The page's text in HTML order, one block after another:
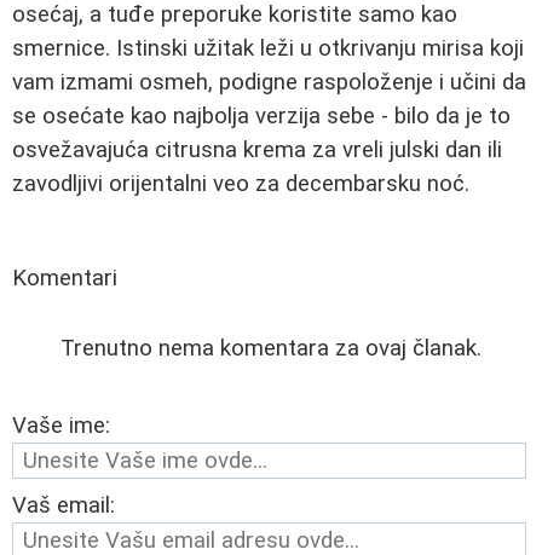
osećaj, a tuđe preporuke koristite samo kao
smernice. Istinski užitak leži u otkrivanju mirisa koji
vam izmami osmeh, podigne raspoloženje i učini da
se osećate kao najbolja verzija sebe - bilo da je to
osvežavajuća citrusna krema za vreli julski dan ili
zavodljivi orijentalni veo za decembarsku noć.
Komentari
Trenutno nema komentara za ovaj članak.
Vaše ime:
Vaš email: